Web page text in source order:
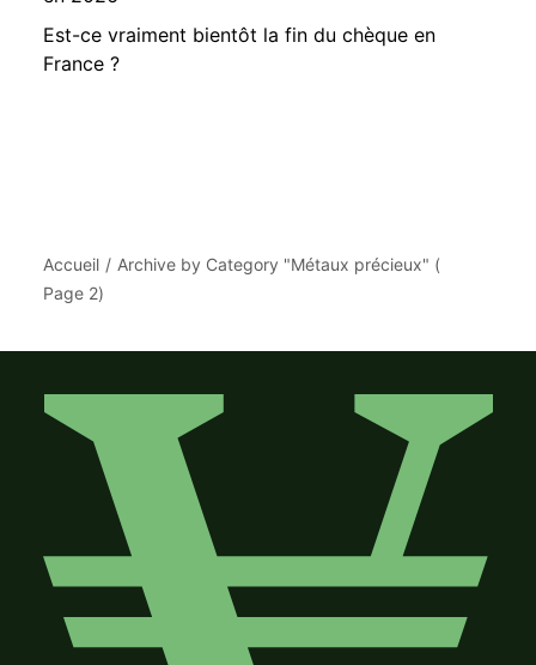
Est-ce vraiment bientôt la fin du chèque en
France ?
Accueil Archive by Category "Métaux précieux" (
Page 2)